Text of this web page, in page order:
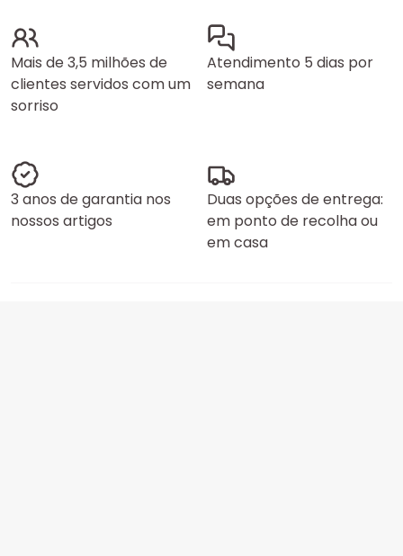
Mais de 3,5 milhões de
clientes servidos com um
sorriso
Atendimento 5 dias por
semana
3 anos de garantia nos
nossos artigos
Duas opções de entrega:
em ponto de recolha ou
em casa